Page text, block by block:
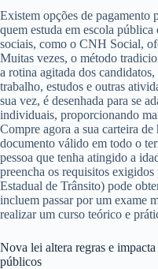
Existem opções de pagamento
quem estuda em escola
sociais, como o CNH Social,
Muitas vezes, o método
a rotina agitada dos
trabalho, estudos e outras
sua vez, é desenhada para se
individuais, proporcionando
Compre agora a sua carteira
documento válido em todo o
pessoa que tenha atingido a
preencha os requisitos
Estadual de Trânsito) pode
incluem passar por um exame
realizar um curso teórico e
Nova lei altera regras e
públicos